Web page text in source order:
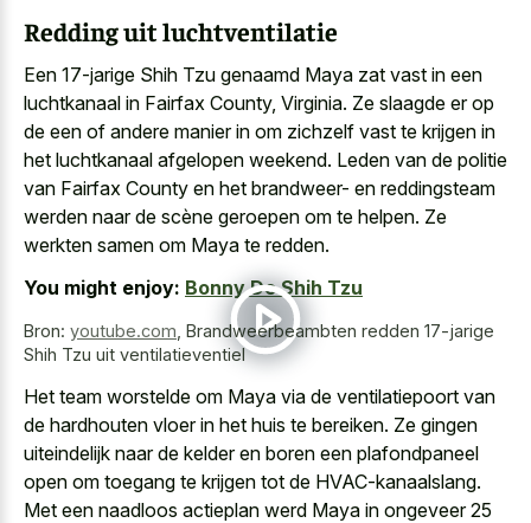
Redding uit luchtventilatie
Een 17-jarige Shih Tzu genaamd Maya zat vast in een
luchtkanaal in Fairfax County, Virginia. Ze slaagde er op
de een of andere manier in om zichzelf vast te krijgen in
het luchtkanaal afgelopen weekend. Leden van de politie
van Fairfax County en het brandweer- en reddingsteam
werden naar de scène geroepen om te helpen. Ze
werkten samen om Maya te redden.
You might enjoy: Bonny De Shih Tzu
Bron: youtube.com Brandweerbeambten redden 17-jarige
Shih Tzu uit ventilatieventiel
Het team worstelde om Maya via de ventilatiepoort van
de hardhouten vloer in het huis te bereiken. Ze gingen
uiteindelijk naar de kelder en boren een plafondpaneel
open om toegang te krijgen tot de HVAC-kanaalslang.
Met een naadloos actieplan werd Maya in ongeveer 25